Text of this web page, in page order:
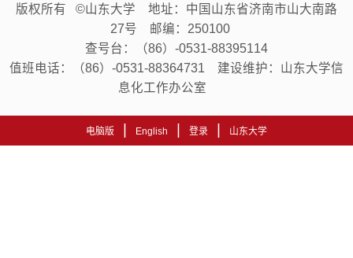
版权所有 ©山东大学 地址：中国山东省济南市山大南路
27号 邮编：250100
查号台：（86）-0531-88395114
值班电话：（86）-0531-88364731 建设维护：山东大学信
息化工作办公室
电脑版 English 登录 山东大学